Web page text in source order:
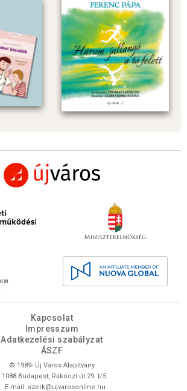
Kapcsolat
Impresszum
Adatkezelési szabályzat
ÁSZF
© 1989- Új Város Alapítvány
1088 Budapest, Rákóczi út 29. I/5.
E-mail: szerk@ujvarosonline.hu